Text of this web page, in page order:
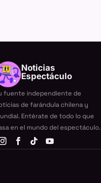
Noticias
Espectáculo
fuente independiente de
de farándula chilena y
Entérate de todo lo que
en el mundo del espectáculo.